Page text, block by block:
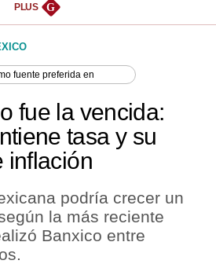
PLUS G
fuente preferida en
fue la vencida:
tasa y su
inflación
podría crecer un
la más reciente
Banxico entre